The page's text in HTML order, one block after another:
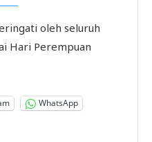
oleh seluruh
Hari Perempuan
WhatsApp